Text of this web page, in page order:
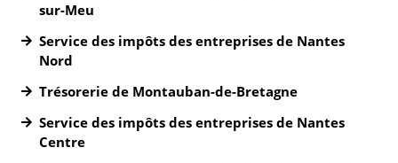
sur-Meu
Service des impôts des entreprises de Nantes
Nord
Trésorerie de Montauban-de-Bretagne
Service des impôts des entreprises de Nantes
Centre